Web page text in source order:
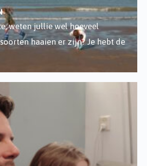
weten jullie wel hoeveel
haaien er zijn? Je hebt de